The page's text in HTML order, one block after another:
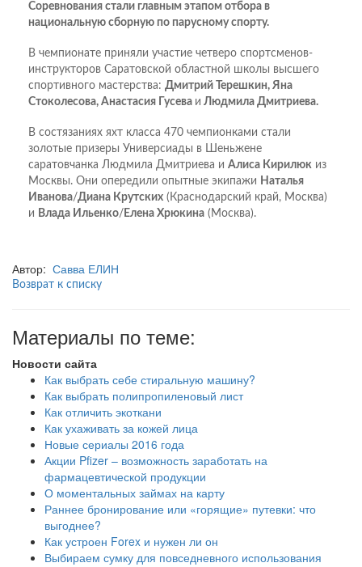
Соревнования стали главным этапом отбора в
национальную сборную по парусному спорту.
В чемпионате приняли участие четверо спортсменов-
инструкторов Саратовской областной школы высшего
спортивного мастерства: Дмитрий Терешкин, Яна
Стоколесова, Анастасия Гусева и Людмила Дмитриева.
В состязаниях яхт класса 470 чемпионками стали
золотые призеры Универсиады в Шеньжене
саратовчанка Людмила Дмитриева и Алиса Кирилюк из
Москвы. Они опередили опытные экипажи Наталья
Иванова/Диана Крутских (Краснодарский край, Москва)
и Влада Ильенко/ Елена Хрюкина (Москва).
Автор: Савва ЕЛИН
Возврат к списку
Материалы по теме:
Новости сайта
Как выбрать себе стиральную машину?
Как выбрать полипропиленовый лист
Как отличить экоткани
Как ухаживать за кожей лица
Новые сериалы 2016 года
Акции Pfizer – возможность заработать на
фармацевтической продукции
О моментальных займах на карту
Раннее бронирование или «горящие» путевки: что
выгоднее?
Как устроен Forex и нужен ли он
Выбираем сумку для повседневного использования